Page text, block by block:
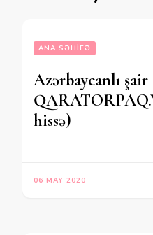
ANA SƏHIFƏ
Azərbaycanlı
hissə)
06 MAY 2020